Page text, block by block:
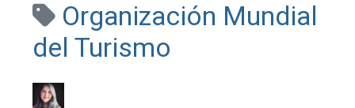
Organización Mundial
del Turismo